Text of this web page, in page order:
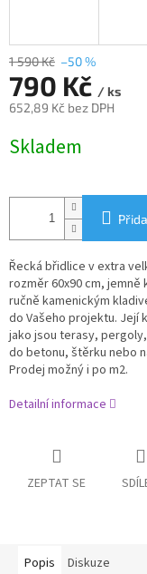
1 590 Kč –50 %
790 Kč / ks
652,89 Kč bez DPH
cena:
Skladem
Řecká břidlice v extra
rozměr 60x90 cm,
ručně kamenickým
do Vašeho projektu. Její
jako jsou terasy,
do betonu, štěrku nebo
Prodej možný i po m2.
Detailní informace
ZEPTAT SE
Popis Diskuze